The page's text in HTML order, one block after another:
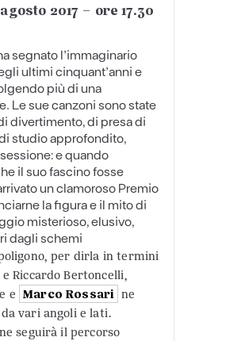
2017 – ore 17.30
segnato l’immaginario
ultimi cinquant’anni e
più di una
Le sue canzoni sono state
divertimento, di presa di
studio approfondito,
e quando
il suo fascino fosse
un clamoroso Premio
la figura e il mito di
misterioso, elusivo,
dagli schemi
per dirla in termini
Riccardo Bertoncelli,
e Marco Rossari ne
vari angoli e lati.
seguirà il percorso